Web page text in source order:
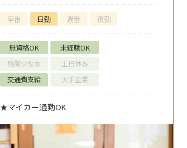
早番 日勤 遅番 夜勤
無資格OK
未経験OK
残業少なめ
土日休み
交通費支給
大手企業
★マイカー通勤OK